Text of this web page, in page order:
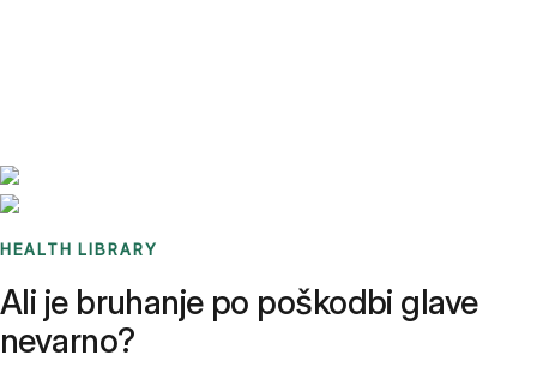
HEALTH LIBRARY
Ali je bruhanje po poškodbi glave
nevarno?